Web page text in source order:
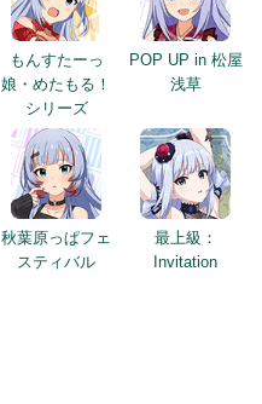
もんすたーっ
娘・めたもる！
シリーズ
POP UP in 松屋
浅草
秋葉原っぱフェ
スティバル
最上級：
Invitation